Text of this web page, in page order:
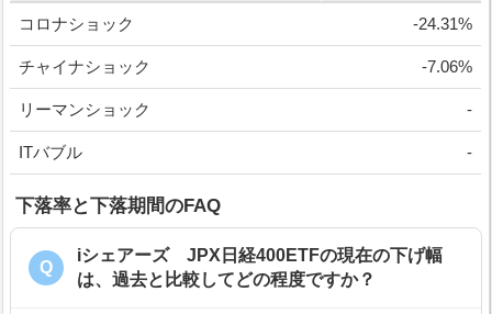
コロナショック -24.31%
チャイナショック -7.06%
リーマンショック -
ITバブル -
下落率と下落期間のFAQ
Q
iシェアーズ JPX日経400ETFの現在の下げ幅
は、過去と比較してどの程度ですか？